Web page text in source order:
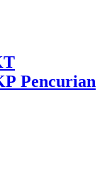
Pencurian